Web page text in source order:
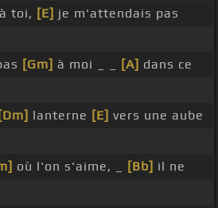
toi, [E] je m'attendais pas
[Gm] à moi _ _ [A] dans ce
[Dm] lanterne [E] vers une aube
où l'on s'aime, _ [Bb] il ne